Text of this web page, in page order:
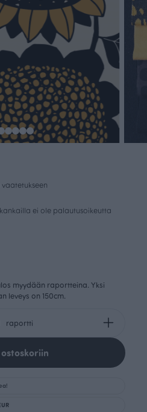
vaatetukseen
ei ole palautusoikeutta
myydään raportteina. Yksi
leveys on 150cm.
raportti